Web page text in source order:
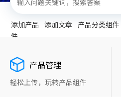
添加产品 添加文章 产品分类组件
件
产品管理
轻松上传，玩转产品组件